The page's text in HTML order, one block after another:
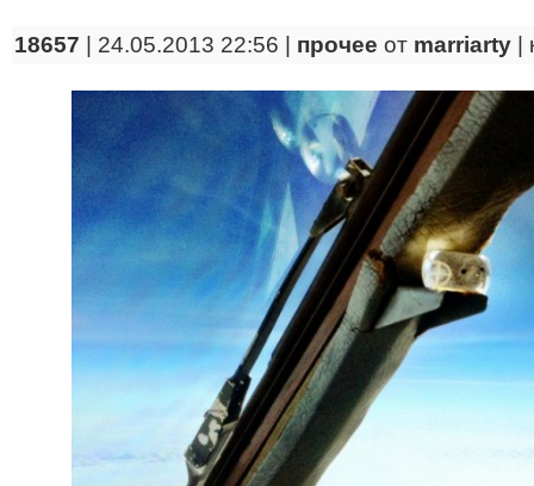
18657 | 24.05.2013 22:56 | прочее от marriarty